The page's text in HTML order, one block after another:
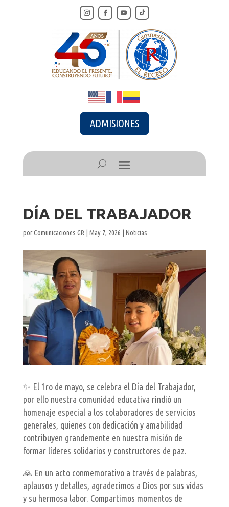
ADMISIONES
DÍA DEL TRABAJADOR
porComunicaciones GR| May 7, 2026 Noticias
✨ El 1ro de mayo, se celebra el Día del Trabajador,
por ello nuestra comunidad educativa rindió un
homenaje especial a los colaboradores de servicios
generales, quienes con dedicación y amabilidad
contribuyen grandemente en nuestra misión de
formar líderes solidarios y constructores de paz.
🙏 En un acto conmemorativo a través de palabras,
aplausos y detalles, agradecimos a Dios por sus vidas
y su hermosa labor. Compartimos momentos de